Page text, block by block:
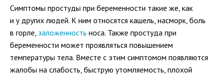
Симптомы простуды при беременности такие же, как
и у других людей. К ним относятся кашель, насморк, боль
в горле, заложенность носа. Также простуда при
беременности может проявляться повышением
температуры тела. Вместе с этим симптомом появляются
жалобы на слабость, быструю утомляемость, плохой